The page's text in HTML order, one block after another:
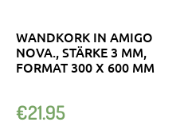
WANDKORK IN AMIGO
NOVA., STÄRKE 3 MM,
FORMAT 300 X 600 MM
€21.95